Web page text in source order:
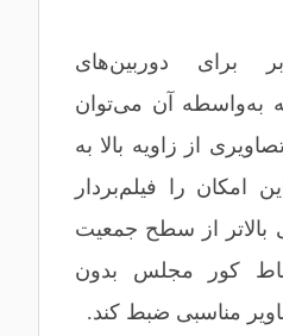
برای دوربین‌های
به‌واسطه آن می‌توان
از زاویه بالا به
امکان را فیلم‌بردار
بالاتر از سطح جمعیت
کور مجلس بدون
مناسبی ضبط کند.